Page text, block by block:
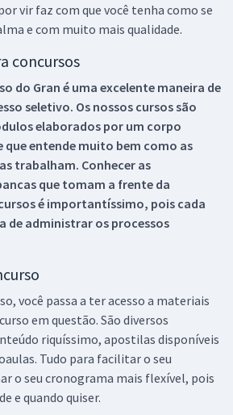
vir faz com que você tenha como se
e com muito mais qualidade.
concursos
do Gran é uma excelente maneira de
seletivo. Os nossos cursos são
elaborados por um corpo
que entende muito bem como as
trabalham. Conhecer as
que tomam a frente da
é importantíssimo, pois cada
de administrar os processos
você passa a ter acesso a materiais
em questão. São diversos
riquíssimo, apostilas disponíveis
Tudo para facilitar o seu
o seu cronograma mais flexível, pois
e quando quiser.